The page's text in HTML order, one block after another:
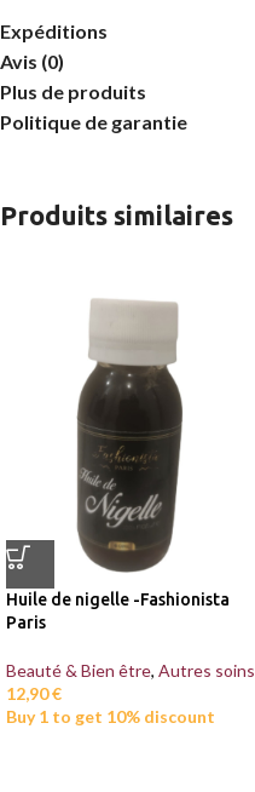
Expéditions
Avis (0)
Plus de produits
Politique de garantie
Produits similaires
Huile de nigelle -Fashionista
Paris
Beauté & Bien être, Autres soins
12,90€
Buy 1 to get 10% discount